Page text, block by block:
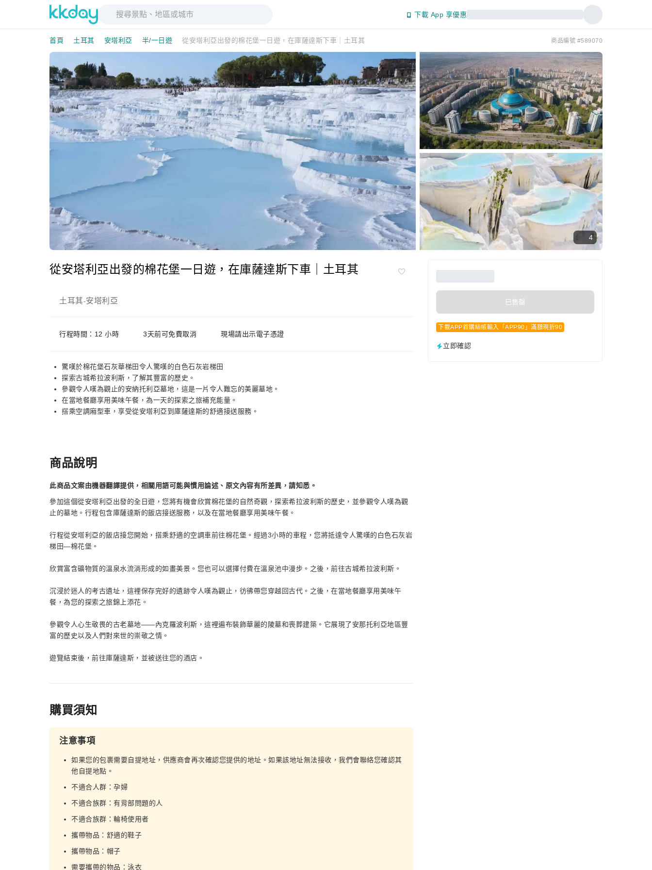
下載 App 享優惠
首頁 土耳其 安塔利亞 半/一日遊 從安塔利亞出發的棉花堡一日遊，在庫薩達斯下車｜土耳其 商品編號 #589070
4
從安塔利亞出發的棉花堡一日遊，在庫薩達斯下車｜土耳其
土耳其-安塔利亞
行程時間：12 小時 3天前可免費取消 現場請出示電子憑證
驚嘆於棉花堡石灰華梯田令人驚嘆的白色石灰岩梯田
探索古城希拉波利斯，了解其豐富的歷史。
參觀令人嘆為觀止的安納托利亞墓地，這是一片令人難忘的美麗墓地。
在當地餐廳享用美味午餐，為一天的探索之旅補充能量。
搭乘空調廂型車，享受從安塔利亞到庫薩達斯的舒適接送服務。
已售罄
下載APP首購結帳輸入「APP90」滿額現折90
立即確認
商品說明
此商品文案由機器翻譯提供，相關用語可能與慣用論述、原文內容有所差異，請知悉。
參加這個從安塔利亞出發的全日遊，您將有機會欣賞棉花堡的自然奇觀，探索希拉波利斯的歷史，並參觀令人嘆為觀
止的墓地。行程包含庫薩達斯的飯店接送服務，以及在當地餐廳享用美味午餐。
行程從安塔利亞的飯店接您開始，搭乘舒適的空調車前往棉花堡。經過3小時的車程，您將抵達令人驚嘆的白色石灰岩
梯田—棉花堡。
欣賞富含礦物質的溫泉水流淌形成的如畫美景。您也可以選擇付費在溫泉池中漫步。之後，前往古城希拉波利斯。
沉浸於迷人的考古遺址，這裡保存完好的遺跡令人嘆為觀止，彷彿帶您穿越回古代。之後，在當地餐廳享用美味午
餐，為您的探索之旅錦上添花。
參觀令人心生敬畏的古老墓地——內克羅波利斯，這裡遍布裝飾華麗的陵墓和喪葬建築。它展現了安那托利亞地區豐
富的歷史以及人們對來世的崇敬之情。
遊覽結束後，前往庫薩達斯，並被送往您的酒店。
購買須知
注意事項
如果您的包裹需要自提地址，供應商會再次確認您提供的地址。如果該地址無法接收，我們會聯絡您確認其
他自提地點。
不適合人群：孕婦
不適合族群：有背部問題的人
不適合族群：輪椅使用者
攜帶物品：舒適的鞋子
攜帶物品：帽子
需要攜帶的物品：泳衣